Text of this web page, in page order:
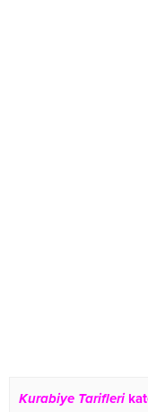
Kurabiye Tarifleri